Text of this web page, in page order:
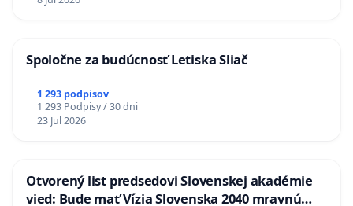
Spoločne za budúcnosť Letiska Sliač
1 293 podpisov
1 293 Podpisy / 30 dni
23 Jul 2026
Otvorený list predsedovi Slovenskej akadémie
vied: Bude mať Vízia Slovenska 2040 mravnú